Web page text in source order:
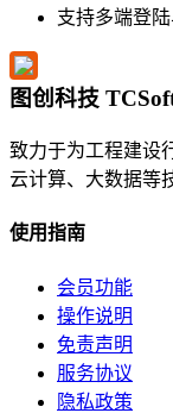
支持多端登
图创科技
致力于为工程建设
云计算、大数据等
使用指南
会员功能
操作说明
免责声明
服务协议
隐私政策